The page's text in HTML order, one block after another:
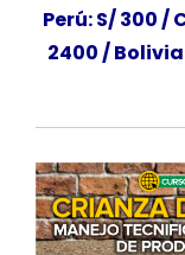
Perú: S/ 300 /
2400 /